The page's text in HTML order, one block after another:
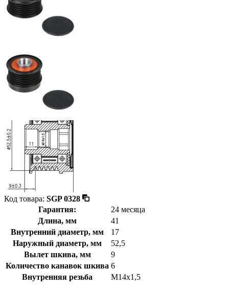
Код товара: SGP 0328
Гарантия:
24 месяца
Длина, мм
41
Внутренний диаметр, мм
17
Наружный диаметр, мм
52,5
Вылет шкива, мм
9
Количество канавок шкива 6
Внутренняя резьба
M14x1,5